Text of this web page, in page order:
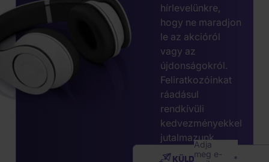
hírlevelünkre,
hogy ne maradjon
le az akcióról
vagy az
újdonságokról.
Feliratkozóinkat
ráadásul
rendkívüli
kedvezményekkel
jutalmazunk.
Adja
meg e-
KÜLDÉS